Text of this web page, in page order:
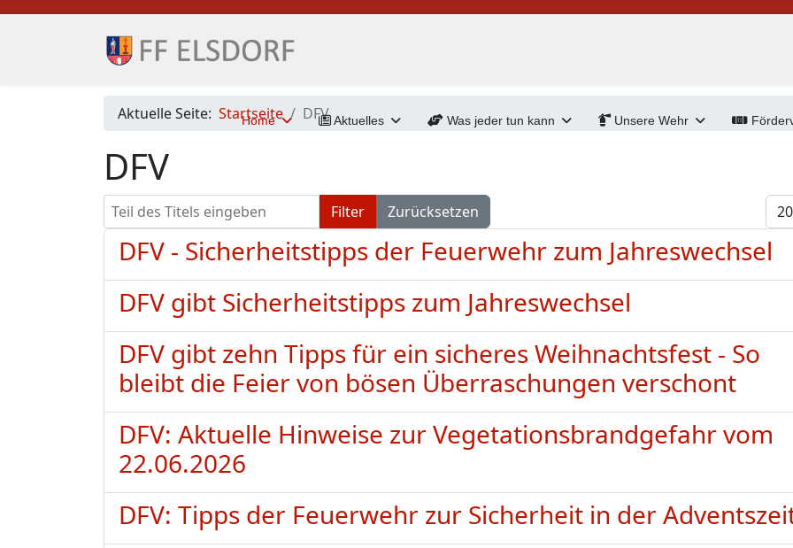
Home Aktuelles Was jeder tun kann Unsere Wehr
Aktuelle Seite: Startseite DFV
DFV
Teil des Titels eingeben Filter Zurücksetzen
DFV - Sicherheitstipps der Feuerwehr zum Jahreswechsel
DFV gibt Sicherheitstipps zum Jahreswechsel
DFV gibt zehn Tipps für ein sicheres Weihnachtsfest - So
bleibt die Feier von bösen Überraschungen verschont
DFV: Aktuelle Hinweise zur Vegetationsbrandgefahr vom
22.06.2026
DFV: Tipps der Feuerwehr zur Sicherheit in der